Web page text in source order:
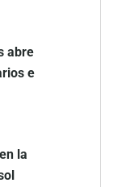
abre
e
la